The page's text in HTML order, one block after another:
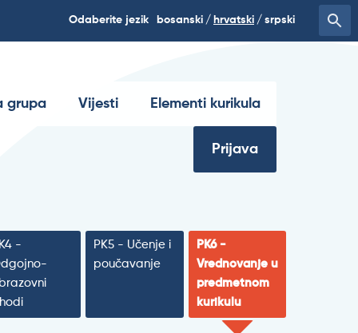
Odaberite jezik bosanski hrvatski srpski
grupa Vijesti Elementi kurikula
Prijava
-
PK5 - Učenje i
poučavanje
PK6 -
Vrednovanje u
predmetnom
kurikulu